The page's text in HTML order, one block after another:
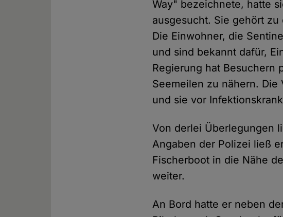
Way" bezeichnete, hatte
ausgesucht. Sie gehört
Die Einwohner, die
und sind bekannt dafür,
Regierung hat Besuchern
Seemeilen zu nähern.
und sie vor
Von derlei Überlegungen
Angaben der Polizei ließ
Fischerboot in die Nähe
weiter.
An Bord hatte er neben